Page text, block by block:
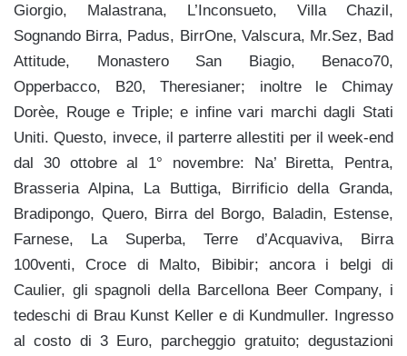
Giorgio, Malastrana, L’Inconsueto, Villa Chazil,
Sognando Birra, Padus, BirrOne, Valscura, Mr.Sez, Bad
Attitude, Monastero San Biagio, Benaco70,
Opperbacco, B20, Theresianer; inoltre le Chimay
Dorèe, Rouge e Triple; e infine vari marchi dagli Stati
Uniti. Questo, invece, il parterre allestiti per il week-end
dal 30 ottobre al 1° novembre: Na’ Biretta, Pentra,
Brasseria Alpina, La Buttiga, Birrificio della Granda,
Bradipongo, Quero, Birra del Borgo, Baladin, Estense,
Farnese, La Superba, Terre d’Acquaviva, Birra
100venti, Croce di Malto, Bibibir; ancora i belgi di
Caulier, gli spagnoli della Barcellona Beer Company, i
tedeschi di Brau Kunst Keller e di Kundmuller. Ingresso
al costo di 3 Euro, parcheggio gratuito; degustazioni